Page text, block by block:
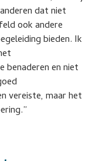
dat niet
ook andere
bieden. Ik
benaderen en niet
vereiste, maar het